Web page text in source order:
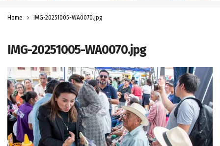
Home IMG-20251005-WA0070.jpg
IMG-20251005-WA0070.jpg